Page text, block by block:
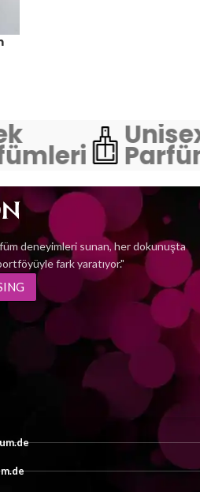
deneyimleri sunan, her dokunuşta
fark yaratıyor."